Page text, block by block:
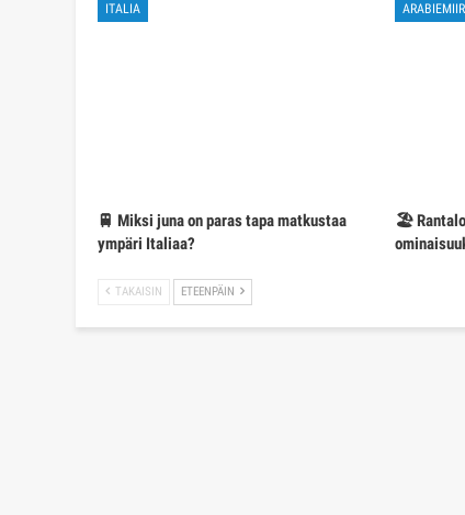
ITALIA
🚆 Miksi juna on paras tapa matkustaa
ympäri Italiaa?
🏖️
TAKAISIN ETEENPÄIN